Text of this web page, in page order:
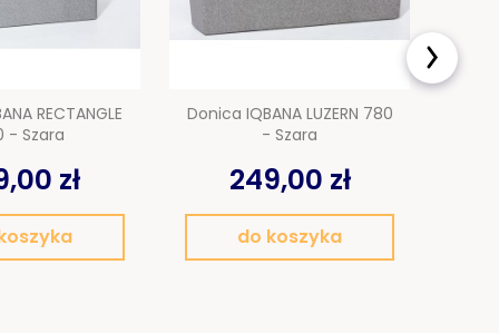
RECTANGLE
- Szara
zł
Donica IQBANA LUZERN 780
- Szara
249,00 zł
do koszyka